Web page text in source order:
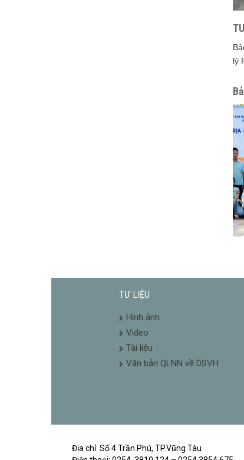
lý
TƯ LIỆU
Hình ảnh
Video
Tài liệu
Văn bản QLNN về DSVH
Địa chỉ: Số 4 Trần Phú, TP.Vũng Tàu